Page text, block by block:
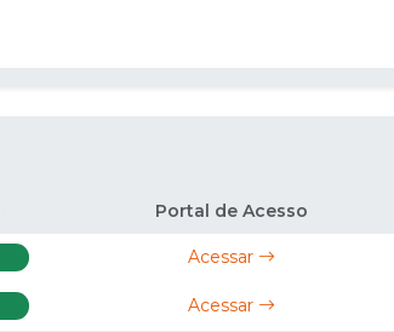
Portal de Acesso
Acessar
Acessar